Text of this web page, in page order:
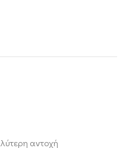
αντοχή